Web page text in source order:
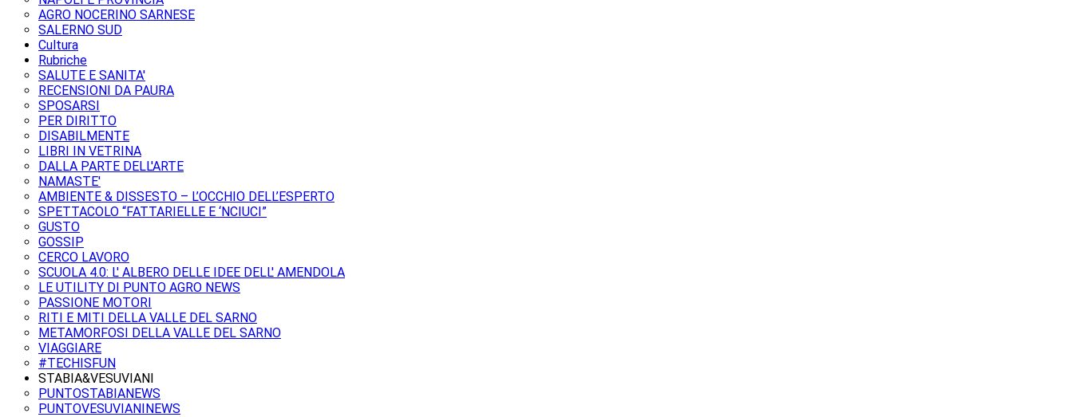
AGRO NOCERINO SARNESE
SALERNO SUD
Cultura
Rubriche
SALUTE E SANITA'
RECENSIONI DA PAURA
SPOSARSI
PER DIRITTO
DISABILMENTE
LIBRI IN VETRINA
DALLA PARTE DELL'ARTE
NAMASTE'
AMBIENTE & DISSESTO – L’OCCHIO DELL’ESPERTO
SPETTACOLO “FATTARIELLE E ‘NCIUCI”
GUSTO
GOSSIP
CERCO LAVORO
SCUOLA 4.0: L' ALBERO DELLE IDEE DELL' AMENDOLA
LE UTILITY DI PUNTO AGRO NEWS
PASSIONE MOTORI
RITI E MITI DELLA VALLE DEL SARNO
METAMORFOSI DELLA VALLE DEL SARNO
VIAGGIARE
#TECHISFUN
STABIA&VESUVIANI
PUNTOSTABIANEWS
PUNTOVESUVIANINEWS